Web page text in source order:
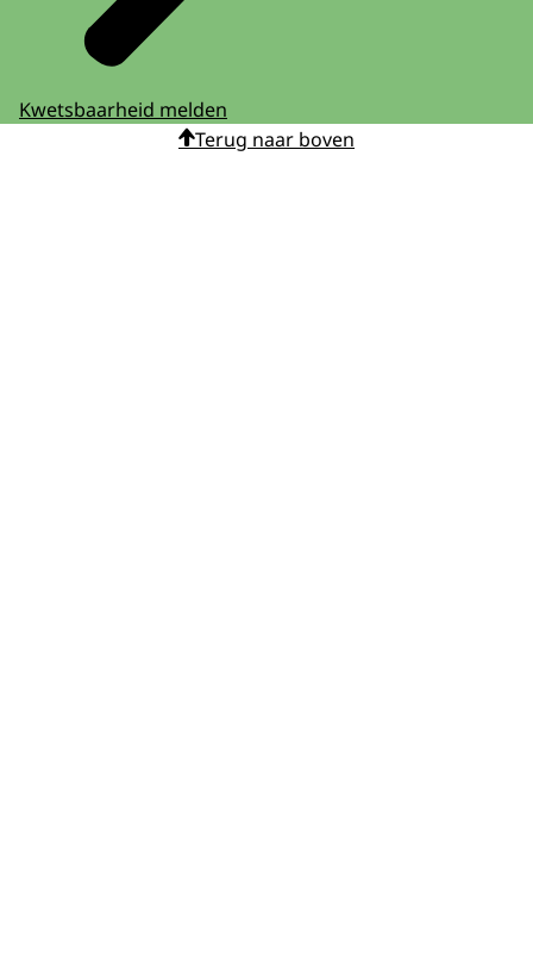
Kwetsbaarheid melden
Terug naar boven